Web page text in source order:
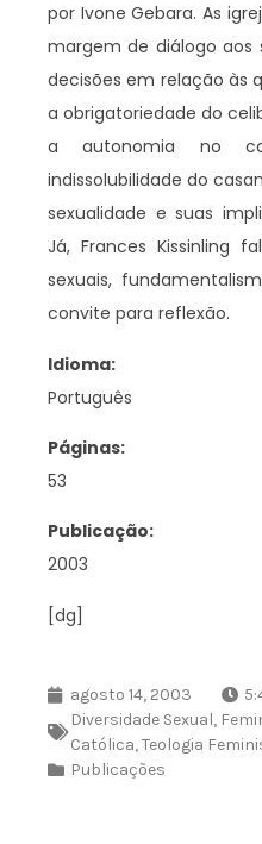
por Ivone Gebara. As
margem de diálogo aos
decisões em relação às
a obrigatoriedade do
a autonomia no
indissolubilidade do
sexualidade e suas
Já, Frances Kissinling
sexuais,
convite para reflexão.
Idioma:
Português
Páginas:
53
Publicação:
2003
[dg]
agosto 14, 2003
Diversidade Sexual,
Católica,Teologia
Publicações